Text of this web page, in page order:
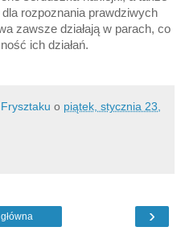
rozpoznania prawdziwych
zawsze działają w parach, co
ich działań.
o piątek, stycznia 23,
›